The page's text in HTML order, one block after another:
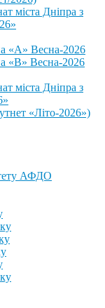
міста Дніпра з
«А» Весна-2026
«В» Весна-2026
міста Дніпра з
«Літо-2026»)
АФДО